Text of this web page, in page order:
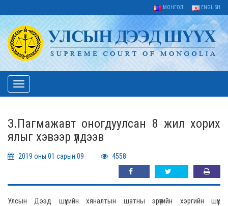
МОНГОЛ ENGLISH
Toggle
navigation
З.Пагмажавт оногдуулсан 8 жил хорих
ялыг хэвээр үлдээв
2019 оны 01 сарын 09 4558
Улсын Дээд шүүхийн хяналтын шатны эрүүгийн хэргийн шүүх